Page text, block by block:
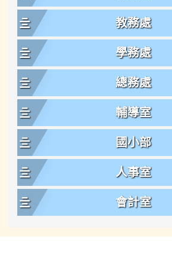
教務處
學務處
總務處
輔導室
國小部
人事室
會計室